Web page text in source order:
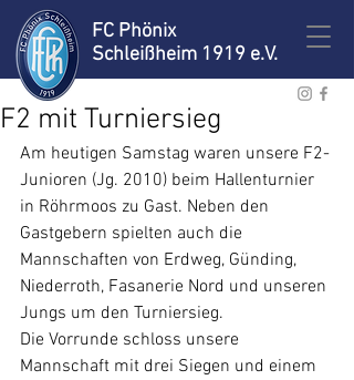
FC Phönix
Schleißheim 1919 e.V.
F2 mit Turniersieg
Am heutigen Samstag waren unsere F2-
Junioren (Jg. 2010) beim Hallenturnier
in Röhrmoos zu Gast. Neben den
Gastgebern spielten auch die
Mannschaften von Erdweg, Günding,
Niederroth, Fasanerie Nord und unseren
Jungs um den Turniersieg.
Die Vorrunde schloss unsere
Mannschaft mit drei Siegen und einem